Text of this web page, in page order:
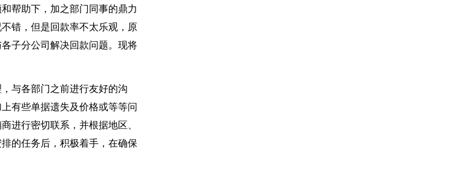
帮助下，加之部门同事的鼎力
错，但是回款率不太乐观，原
子分公司解决回款问题。现将
与各部门之前进行友好的沟
有些单据遗失及价格或等等问
进行密切联系，并根据地区、
的任务后，积极着手，在确保